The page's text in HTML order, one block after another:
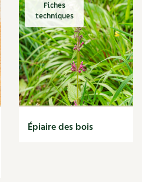
Fiches
techniques
Épiaire des bois